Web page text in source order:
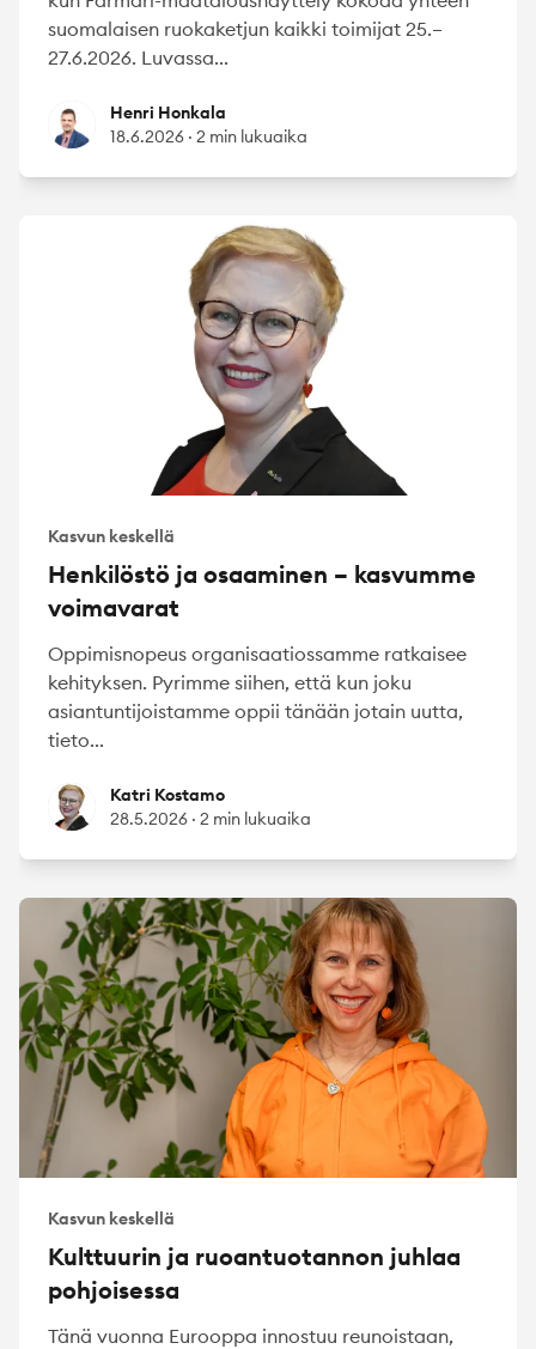
suomalaisen ruokaketjun kaikki toimijat 25.–
27.6.2026. Luvassa...
Henri Honkala
Henri Honkala
18.6.2026 · 2 min lukuaika
Kasvun keskellä
Henkilöstö ja osaaminen – kasvumme
voimavarat
Oppimisnopeus organisaatiossamme ratkaisee
kehityksen. Pyrimme siihen, että kun joku
asiantuntijoistamme oppii tänään jotain uutta,
tieto...
Katri Kostamo
Katri Kostamo
28.5.2026 · 2 min lukuaika
Kasvun keskellä
Kulttuurin ja ruoantuotannon juhlaa
pohjoisessa
Tänä vuonna Eurooppa innostuu reunoistaan,